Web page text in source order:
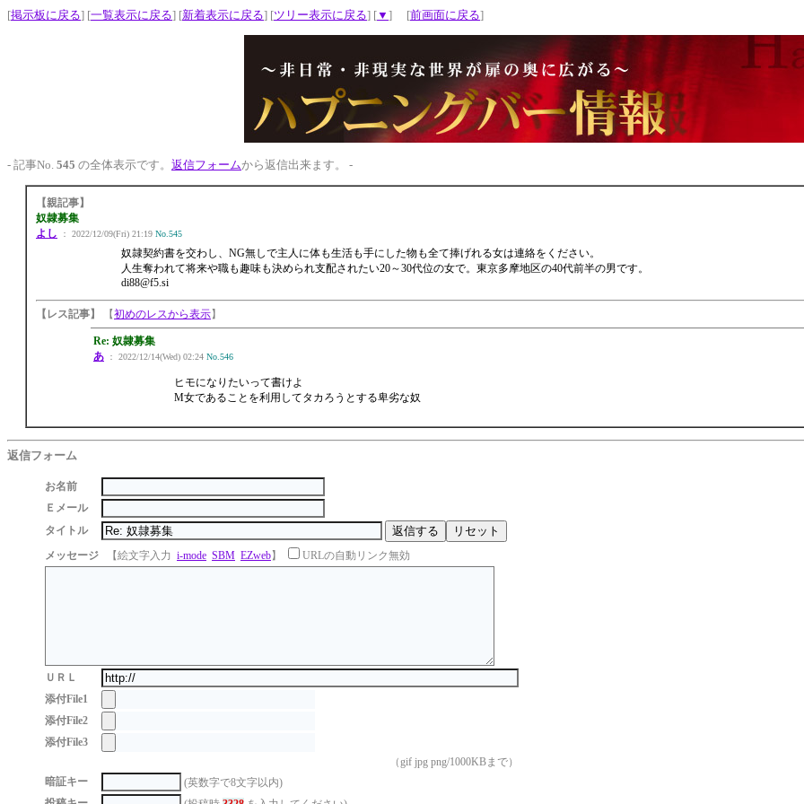
[掲示板に戻る] [一覧表示に戻る] [新着表示に戻る] [ツリー表示に戻る] [▼ ] [前画面に戻る]
- 記事No. 545 の全体表示です。 返信フォームから返信出来ます。 -
【親記事】
奴隷募集
よし ： 2022/12/09(Fri) 21:19 No.545
奴隷契約書を交わし、NG無しで主人に体も生活も手にした物も全て捧げれる女は連絡をください。
人生奪われて将来や職も趣味も決められ支配されたい20～30代位の女で。東京多摩地区の40代前半の男です。
di88@f5.si
【レス記事】 【初めのレスから表示】
Re: 奴隷募集
あ ： 2022/12/14(Wed) 02:24 No.546
ヒモになりたいって書けよ
M女であることを利用してタカろうとする卑劣な奴
返信フォーム
お名前
Ｅメール
タイトル
メッセージ
【絵文字入力 i-mode SBM EZweb】 URLの自動リンク無効
ＵＲＬ
添付File1
添付File2
添付File3
（gif jpg png/1000KBまで）
暗証キー
(英数字で8文字以内)